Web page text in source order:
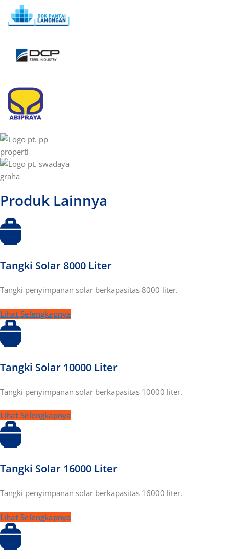
Produk Lainnya
Tangki Solar 8000 Liter
Tangki penyimpanan solar berkapasitas 8000 liter.
Lihat Selengkapnya
Tangki Solar 10000 Liter
Tangki penyimpanan solar berkapasitas 10000 liter.
Lihat Selengkapnya
Tangki Solar 16000 Liter
Tangki penyimpanan solar berkapasitas 16000 liter.
Lihat Selengkapnya